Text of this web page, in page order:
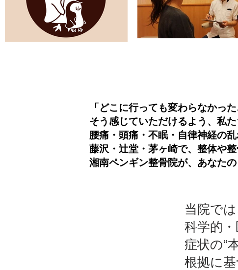
「どこに行っても変わらなかっ
そう感じていただけるよう、私
腰痛・頭痛・不眠・自律神経の
藤沢・辻堂・茅ヶ崎で、整体や
湘南ペンギン整骨院が、あなた
当院で
科学的
症状の“
根拠に